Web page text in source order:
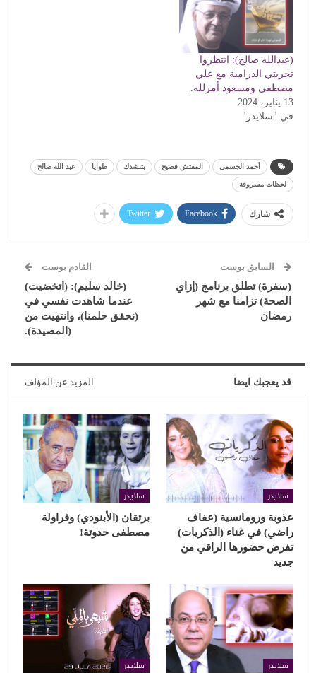
(عبدالله صالح): انتظروا
تجربتي الدرامية مع علي
مصطفى ومسعود أمرلله.
13 يناير، 2024
في "سلايدر"
أحمد الجسمي المفتش فصيح بتنشدك طوايا عبد الله صالح
لحظات مسروقة
شارك Facebook
Twitter
السابق بوست
(سفرة) تطلق برنامج (إزاي
الصحة) تزامنا مع شهر
رمضان
القادم بوست
(خالد سليم): (اتخضيت)
عندما شاهدت نفسي في
(نحقق حلمنا)، وانتهيت من
(المصيدة).
قد يعجبك ايضا المزيد عن المؤلف
سلايدر
عذوبة ورومانسية (عفاف
راضي) في غناء (الذكريات)
تفرض حضورها الراقي من
جديد
سلايدر
برتقان (الأبنودي) وفراولة
مصطفى حدوتة!
سلايدر سلايدر